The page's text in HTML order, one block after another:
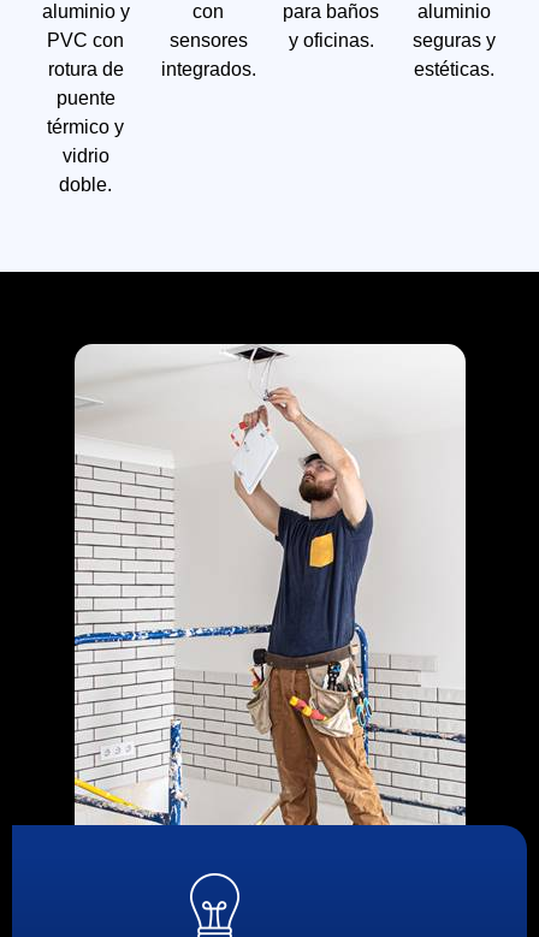
aluminio y
PVC con
rotura de
puente
térmico y
vidrio
doble.
con
sensores
integrados.
para baños
y oficinas.
aluminio
seguras y
estéticas.